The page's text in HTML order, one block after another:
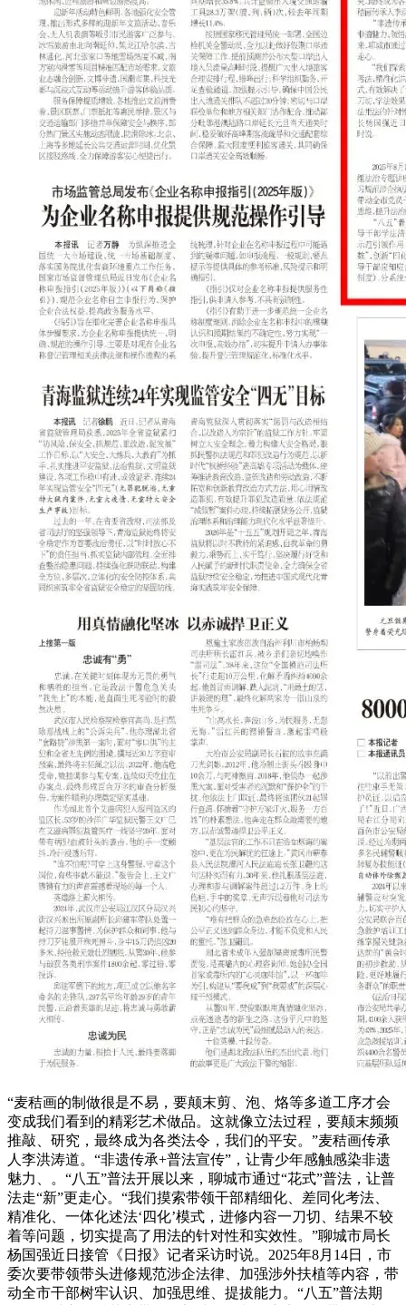
“麦秸画的制做很是不易，要颠末剪、泡、烙等多道工序才会
变成我们看到的精彩艺术做品。这就像立法过程，要颠末频频
推敲、研究，最终成为各类法令，我们的平安。”麦秸画传承
人李洪涛道。“非遗传承+普法宣传”，让青少年感触感染非遗
魅力、。“八五”普法开展以来，聊城市通过“花式”普法，让普
法走“新”更走心。“我们摸索带领干部精细化、差同化考法、
精准化、一体化述法‘四化’模式，进修内容一刀切、结果不较
着等问题，切实提高了用法的针对性和实效性。”聊城市局长
杨国强近日接管《日报》记者采访时说。2025年8月14日，市
委次要带领带头进修规范涉企法律、加强涉外扶植等内容，带
动全市干部树牢认识、加强思维、提拔能力。“八五”普法期